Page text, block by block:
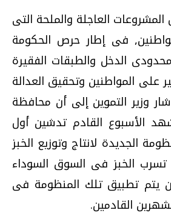
العاجلة والملحة التى
فى إطار حرص الحكومة
الدخل والطبقات الفقيرة
على المواطنين وتحقيق العدالة
وزير التموين إلى أن محافظة
الأسبوع القادم تدشين أول
الجديدة لانتاج وتوزيع الخبز
الخبز فى السوق السوداء
يتم تطبيق تلك المنظومة فى